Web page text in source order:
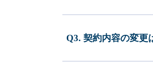
Q3. 契約内容の変更